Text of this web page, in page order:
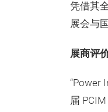
凭借其
展会与
展商评
“Power
届